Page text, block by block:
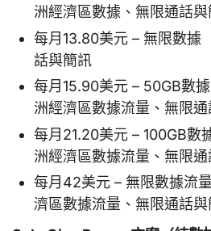
洲經濟區數據、無限通話
每月13.80美元 – 無限數據
話與簡訊
每月15.90美元 – 50GB數
洲經濟區數據流量、無限
每月21.20美元 – 100GB數
洲經濟區數據流量、無限
每月42美元 – 無限數據流
濟區數據流量、無限通話